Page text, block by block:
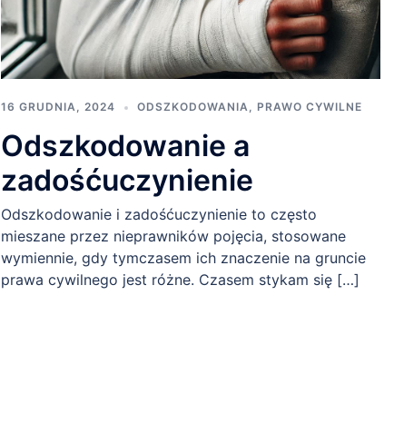
16 GRUDNIA, 2024 ODSZKODOWANIA, PRAWO CYWILNE
Odszkodowanie a
zadośćuczynienie
Odszkodowanie i zadośćuczynienie to często
mieszane przez nieprawników pojęcia, stosowane
wymiennie, gdy tymczasem ich znaczenie na gruncie
prawa cywilnego jest różne. Czasem stykam się […]